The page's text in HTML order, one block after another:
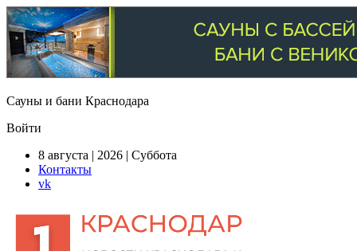
Сауны и бани Краснодара
Войти
8 августа | 2026 | Суббота
Контакты
vk